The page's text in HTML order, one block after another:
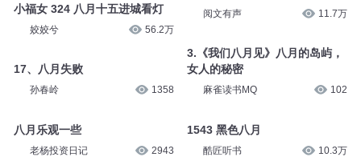
小福女 324 八月十五进城看灯
姣姣兮 56.2万
17、八月失败
孙春岭 1358
八月乐观一些
老杨投资日记 2943
阅文有声 11.7万
3.《我们八月见》八月的岛屿，
女人的秘密
麻雀读书MQ 102
1543 黑色八月
酷匠听书 10.3万